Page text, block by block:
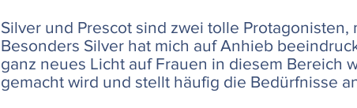
Silver und Prescot sind zwei tolle
Besonders Silver hat mich auf Anhieb
ganz neues Licht auf Frauen in diesem Bereich
gemacht wird und stellt häufig die Bedürfnisse